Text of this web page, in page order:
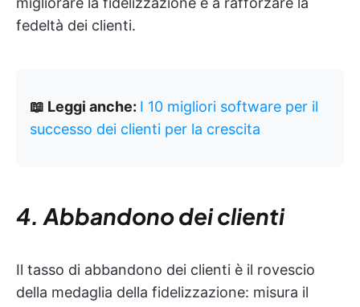
fedeltà dei clienti.
📖 Leggi anche: I 10 migliori software per il
successo dei clienti per la crescita
4. Abbandono dei clienti
Il tasso di abbandono dei clienti è il rovescio
della medaglia della fidelizzazione: misura il